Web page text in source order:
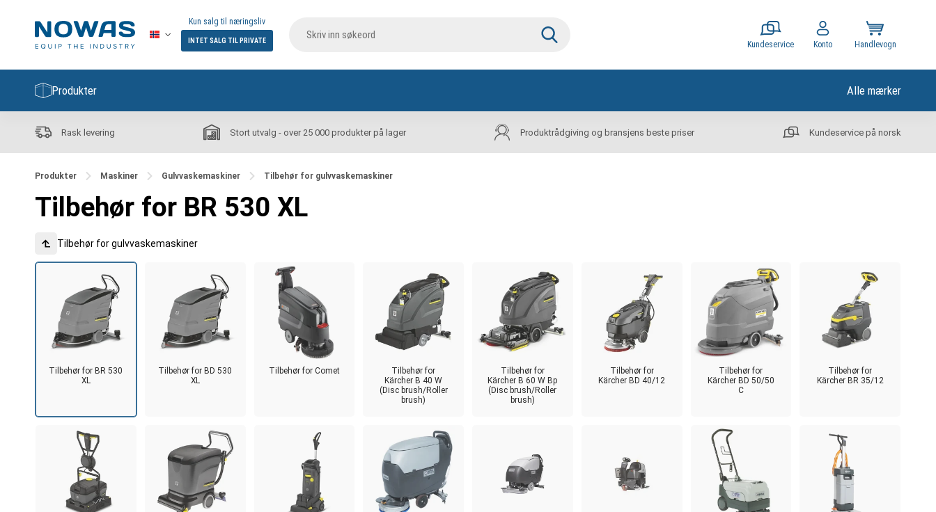
Kun salg til næringsliv
INTET SALG TIL PRIVATE Kundeservice Konto Handlevogn
Produkter Alle mærker
Rask levering Stort utvalg - over 25 000 produkter på lager Produktrådgiving og bransjens beste priser Kundeservice på norsk
Produkter Maskiner Gulvvaskemaskiner Tilbehør for gulvvaskemaskiner
Tilbehør for BR 530 XL
Tilbehør for gulvvaskemaskiner
Tilbehør for BR 530
XL
Tilbehør for BD 530
XL
Tilbehør for Comet
Tilbehør for
Kärcher B 40 W
(Disc brush/Roller
brush)
Tilbehør for
Kärcher B 60 W Bp
(Disc brush/Roller
brush)
Tilbehør for
Kärcher BD 40/12
Tilbehør for
Kärcher BD 50/50
C
Tilbehør for
Kärcher BR 35/12